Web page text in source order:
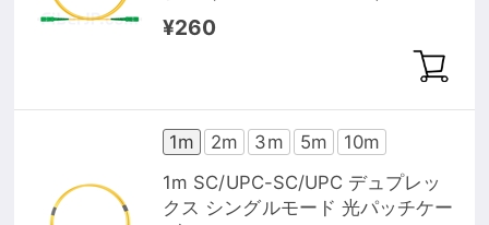
¥260
1m 2m 3m 5m
10m
1m SC/UPC-SC/UPC デュプレッ
クス シングルモード 光パッチケー